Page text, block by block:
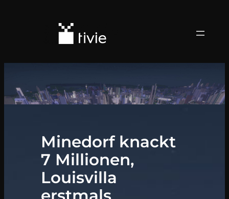
Minedorf knackt
7 Millionen,
Louisvilla